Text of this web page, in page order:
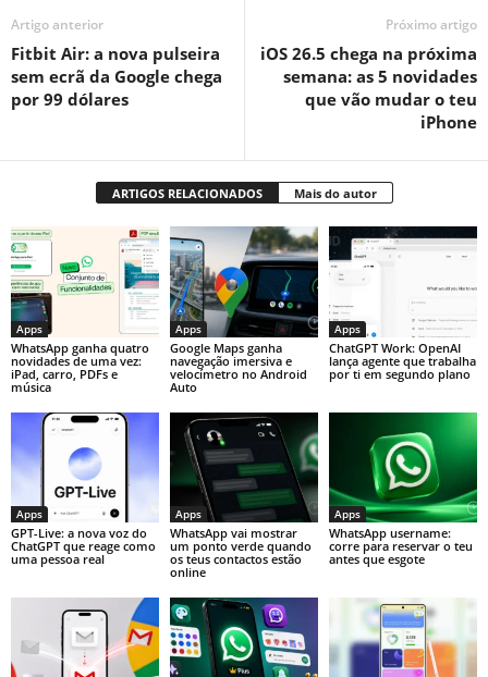
Artigo anterior
Fitbit Air: a nova pulseira
sem ecrã da Google chega
por 99 dólares
Próximo artigo
iOS 26.5 chega na próxima
semana: as 5 novidades
que vão mudar o teu
iPhone
ARTIGOS RELACIONADOS Mais do autor
Apps
WhatsApp ganha quatro
novidades de uma vez:
iPad, carro, PDFs e
música
Apps
Google Maps ganha
navegação imersiva e
velocímetro no Android
Auto
Apps
ChatGPT Work: OpenAI
lança agente que trabalha
por ti em segundo plano
Apps
GPT-Live: a nova voz do
ChatGPT que reage como
uma pessoa real
Apps
WhatsApp vai mostrar
um ponto verde quando
os teus contactos estão
online
Apps
WhatsApp username:
corre para reservar o teu
antes que esgote